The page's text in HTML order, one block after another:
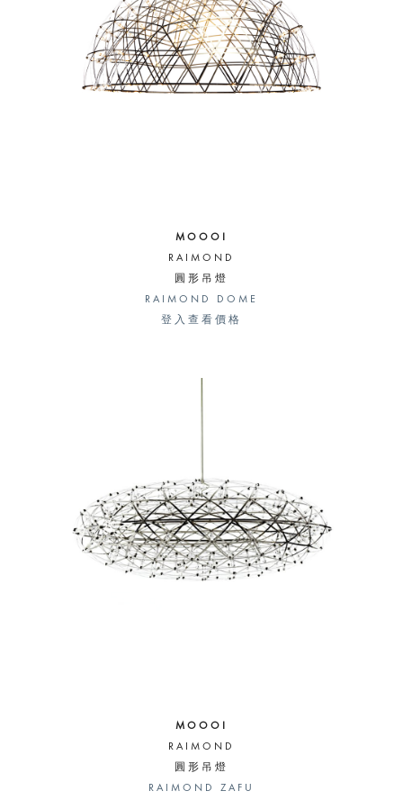
MOOOI
RAIMOND
圓形吊燈
RAIMOND DOME
登入查看價格
MOOOI
RAIMOND
圓形吊燈
RAIMOND ZAFU